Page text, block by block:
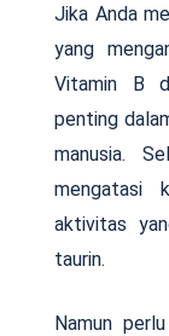
Jika Anda
yang
Vitamin B
penting
manusia.
mengatasi
aktivitas
taurin.
Namun